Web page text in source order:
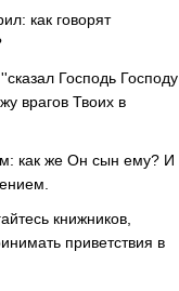
как говорят
Господь Господу
врагов Твоих в
как же Он сын ему? И
книжников,
приветствия в